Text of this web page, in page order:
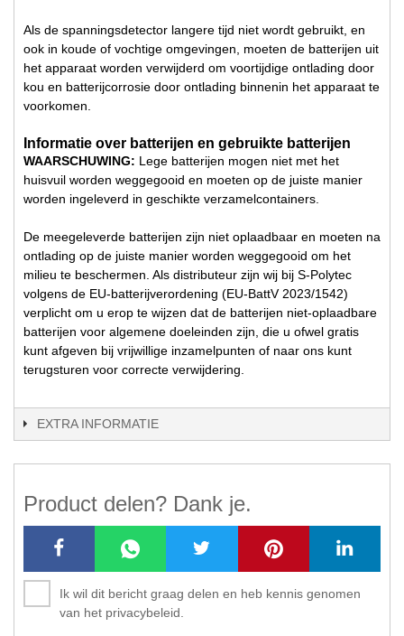
Als de spanningsdetector langere tijd niet wordt gebruikt, en
ook in koude of vochtige omgevingen, moeten de batterijen uit
het apparaat worden verwijderd om voortijdige ontlading door
kou en batterijcorrosie door ontlading binnenin het apparaat te
voorkomen.
Informatie over batterijen en gebruikte batterijen
WAARSCHUWING: Lege batterijen mogen niet met het
huisvuil worden weggegooid en moeten op de juiste manier
worden ingeleverd in geschikte verzamelcontainers.
De meegeleverde batterijen zijn niet oplaadbaar en moeten na
ontlading op de juiste manier worden weggegooid om het
milieu te beschermen. Als distributeur zijn wij bij S-Polytec
volgens de EU-batterijverordening (EU-BattV 2023/1542)
verplicht om u erop te wijzen dat de batterijen niet-oplaadbare
batterijen voor algemene doeleinden zijn, die u ofwel gratis
kunt afgeven bij vrijwillige inzamelpunten of naar ons kunt
terugsturen voor correcte verwijdering.
EXTRA INFORMATIE
Product delen? Dank je.
Ik wil dit bericht graag delen en heb kennis genomen
van het privacybeleid.